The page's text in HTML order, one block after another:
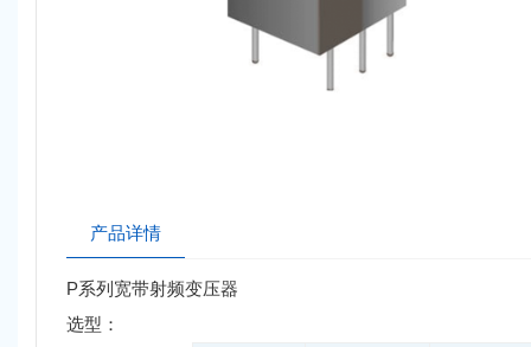
产品详情
P系列宽带射频变压器
选型：